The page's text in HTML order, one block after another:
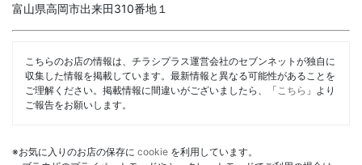
富山県高岡市出来田310番地１
こちらのお店の情報は、チラシプラス運営会社のセブンネットが独自に
収集した情報を掲載しています。最新情報と異なる可能性があることを
ご理解ください。掲載情報に間違いがございましたら、「 こちら 」より
ご報告をお願いします。
※お気に入りのお店の保存に cookie を利用しています。